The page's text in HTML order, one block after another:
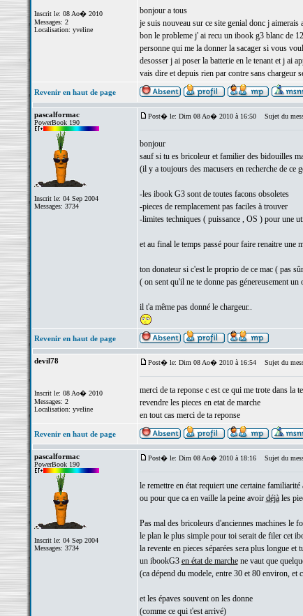
Inscrit le: 08 Ao� 2010
Messages: 2
Localisation: yveline
bonjour a tous
je suis nouveau sur ce site genial donc j aimerais
bon le probleme j' ai recu un ibook g3 blanc de
personne qui me la donner la sacager si vous
desosser j ai poser la batterie en le tenant et j ai
vais dire et depuis rien par contre sans chargeur
Revenir en haut de page
pascalformac
PowerBook 190
Inscrit le: 04 Sep 2004
Messages: 3734
Post� le: Dim 08 Ao� 2010 à 16:50 Sujet du
bonjour
sauf si tu es bricoleur et familier des bidouilles
(il y a toujours des macusers en recherche de ce
-les ibook G3 sont de toutes facons obsoletes
-pieces de remplacement pas faciles à trouver
-limites techniques ( puissance , OS ) pour une
et au final le temps passé pour faire renaitre une
ton donateur si c'est le proprio de ce mac ( pas
( on sent qu'il ne te donne pas génereusement
il t'a même pas donné le chargeur..
Revenir en haut de page
devil78
Inscrit le: 08 Ao� 2010
Messages: 2
Localisation: yveline
Post� le: Dim 08 Ao� 2010 à 16:54 Sujet du
merci de ta reponse c est ce qui me trote dans la
revendre les pieces en etat de marche
en tout cas merci de ta reponse
Revenir en haut de page
pascalformac
PowerBook 190
Inscrit le: 04 Sep 2004
Messages: 3734
Post� le: Dim 08 Ao� 2010 à 18:16 Sujet du
le remettre en état requiert une certaine familiarité
ou pour que ca en vaille la peine avoir déjàles
Pas mal des bricoleurs d'anciennes machines le
le plan le plus simple pour toi serait de filer cet
la revente en pieces séparées sera plus longue et
un ibookG3 en état de marchene vaut que
(ca dépend du modele, entre 30 et 80 environ, et
et les épaves souvent on les donne
(comme ce qui t'est arrivé)